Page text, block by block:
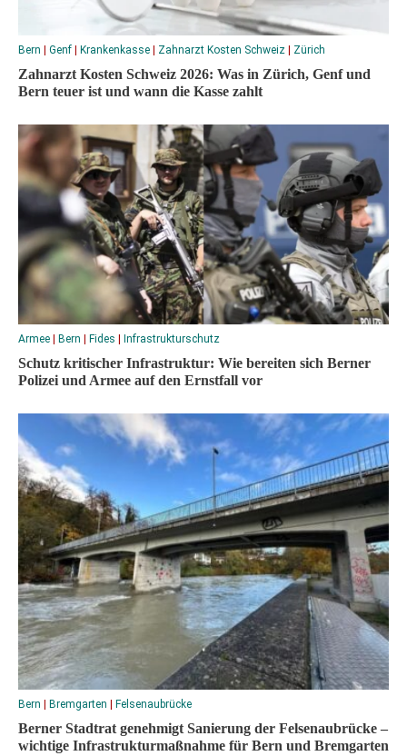
Bern | Genf | Krankenkasse | Zahnarzt Kosten Schweiz | Zürich
Zahnarzt Kosten Schweiz 2026: Was in Zürich, Genf und
Bern teuer ist und wann die Kasse zahlt
Armee Bern Fides Infrastrukturschutz
Schutz kritischer Infrastruktur: Wie bereiten sich Berner
Polizei und Armee auf den Ernstfall vor
Bern | Bremgarten | Felsenaubrücke
Berner Stadtrat genehmigt Sanierung der Felsenaubrücke –
wichtige Infrastrukturmaßnahme für Bern und Bremgarten